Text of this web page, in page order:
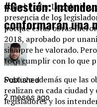
con el Poder Legislativo,
presencia de los
porque estas obras
2018, aprobado por
siempre he valorado.
toca cumplir con lo que
Sostuvo además que las
realizan en cada ciudad
legisladores y los
#Gestión:
conformarán una
Published
2 meses ago